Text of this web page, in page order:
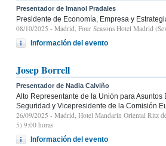
Presentador de Imanol Pradales
Presidente de Economía, Empresa y
08/10/2025 - Madrid, Four Seasons Hotel Madrid
Información del evento
Josep Borrell
Presentador de Nadia Calviño
Alto Representante de la Unión para Asuntos
Seguridad y Vicepresidente de la Comisión
26/09/2025 - Madrid, Hotel Mandarin Oriental Ritz
5) 9:00 horas
Información del evento